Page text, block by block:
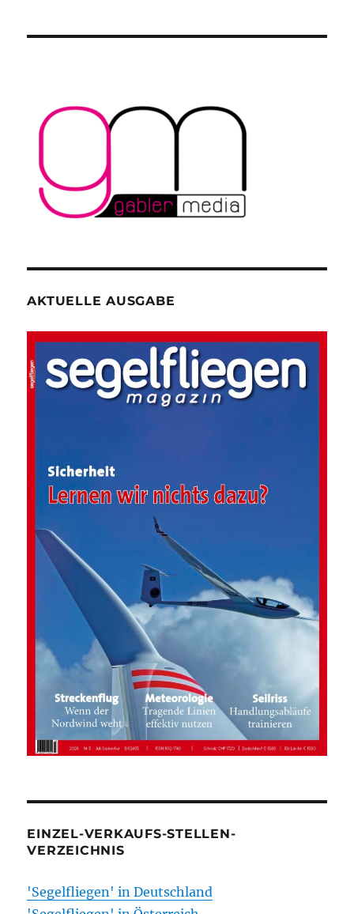
Beiträge
SEIT
AKTUELLE AUSGABE
EINZEL-VERKAUFS-STELLEN-
VERZEICHNIS
'Segelfliegen' in Deutschland